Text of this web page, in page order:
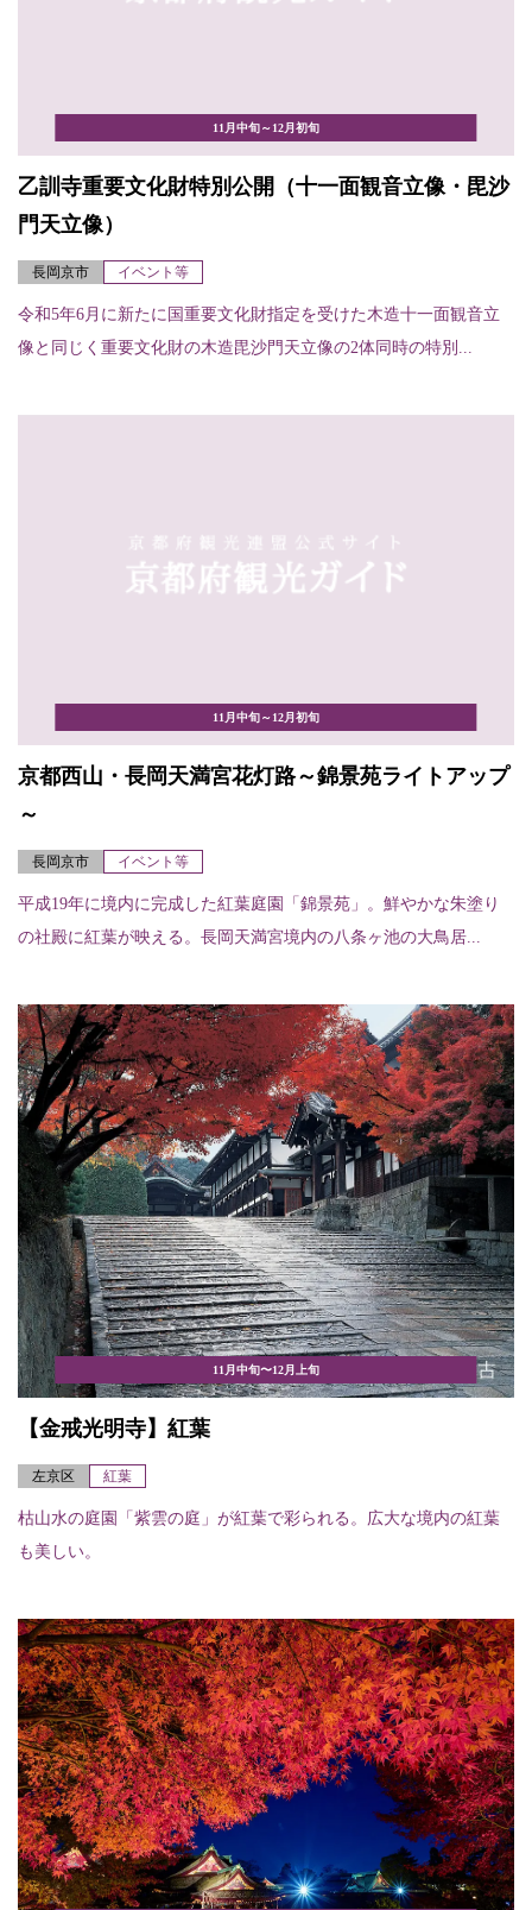
11月中旬～12月初旬
乙訓寺重要文化財特別公開（十一面観音立像・毘沙
門天立像）
長岡京市 イベント等
令和5年6月に新たに国重要文化財指定を受けた木造十一面観音立
像と同じく重要文化財の木造毘沙門天立像の2体同時の特別...
11月中旬～12月初旬
京都西山・長岡天満宮花灯路～錦景苑ライトアップ
～
長岡京市 イベント等
平成19年に境内に完成した紅葉庭園「錦景苑」。鮮やかな朱塗り
の社殿に紅葉が映える。長岡天満宮境内の八条ヶ池の大鳥居...
11月中旬〜12月上旬
【金戒光明寺】紅葉
左京区 紅葉
枯山水の庭園「紫雲の庭」が紅葉で彩られる。広大な境内の紅葉
も美しい。